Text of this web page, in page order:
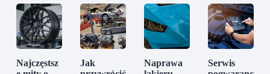
Najczęstsz
Jak
Naprawa
Serwis